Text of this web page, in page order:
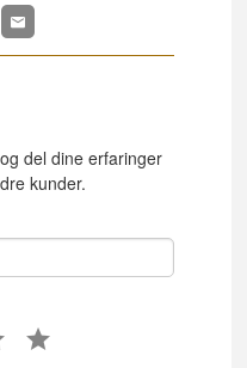
del dine erfaringer
kunder.
5 star